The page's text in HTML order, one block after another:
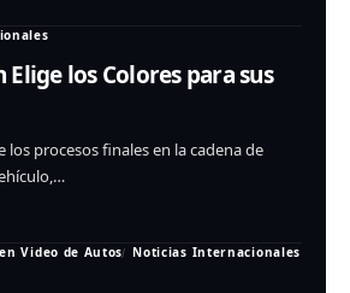
Elige los Colores para sus
los procesos finales en la cadena de
Video de Autos
Noticias Internacionales